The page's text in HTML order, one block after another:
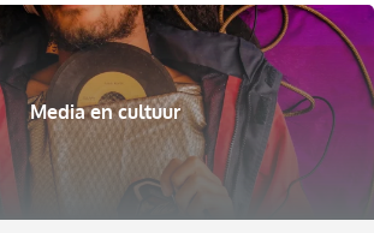
Media en cultuur